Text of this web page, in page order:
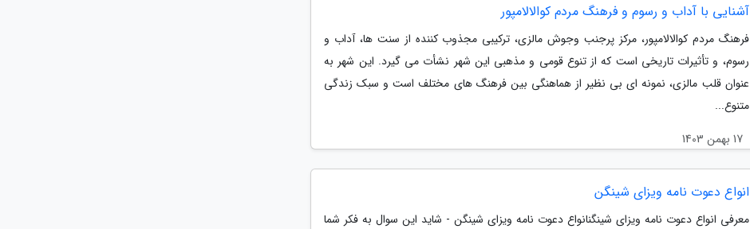
آشنایی با آداب و رسوم و فرهنگ مردم کوالالامپور
فرهنگ مردم کوالالامپور، مرکز پرجنب وجوش مالزی، ترکیبی مجذوب کننده از سنت ها، آداب و
رسوم، و تأثیرات تاریخی است که از تنوع قومی و مذهبی این شهر نشأت می گیرد. این شهر به
عنوان قلب مالزی، نمونه ای بی نظیر از هماهنگی بین فرهنگ های مختلف است و سبک زندگی
متنوع...
17 بهمن 1403
انواع دعوت نامه ویزای شینگن
معرفی انواع دعوت نامه ویزای شینگنانواع دعوت نامه ویزای شینگن - شاید این سوال به فکر شما